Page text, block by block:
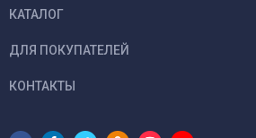
КАТАЛОГ
ДЛЯ ПОКУПАТЕЛЕЙ
КОНТАКТЫ